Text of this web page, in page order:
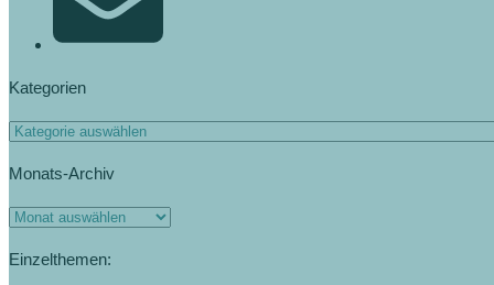
Kategorien
Monats-Archiv
Einzelthemen: